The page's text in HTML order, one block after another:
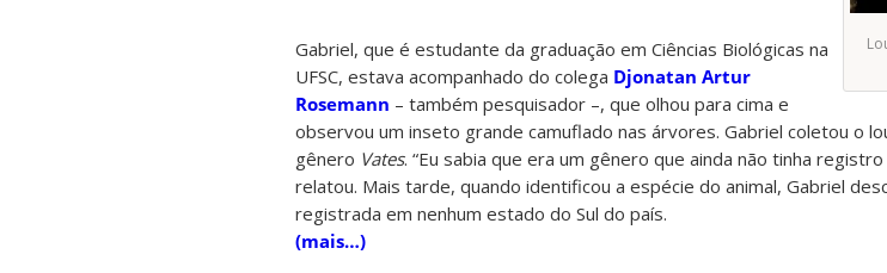
Gabriel, que é estudante da graduação em Ciências Biológicas na
UFSC, estava acompanhado do colega Djonatan Artur
Rosemann – também pesquisador –, que olhou para cima e
observou um inseto grande camuflado nas árvores. Gabriel coletou o
gênero Vates. “Eu sabia que era um gênero que ainda não tinha
relatou. Mais tarde, quando identificou a espécie do animal, Gabriel
registrada em nenhum estado do Sul do país.
(mais…)